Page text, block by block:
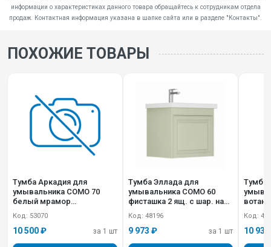
информации о характеристиках данного товара обращайтесь к сотрудникам отдела
продаж. Контактная информация указана в шапке сайта или в разделе "Контакты".
ПОХОЖИЕ ТОВАРЫ
Тумба Аркадия для
умывальника COMO 70
белый мрамор
Код: 53070
10 500 ₽ за 1 шт
Тумба Эллада для
умывальника СОМO 60
фисташка 2 ящ. с шар. нап.,
Код: 48196
9 973 ₽ за 1 шт
Тумба
вотан 2 ящ.
Код:
10